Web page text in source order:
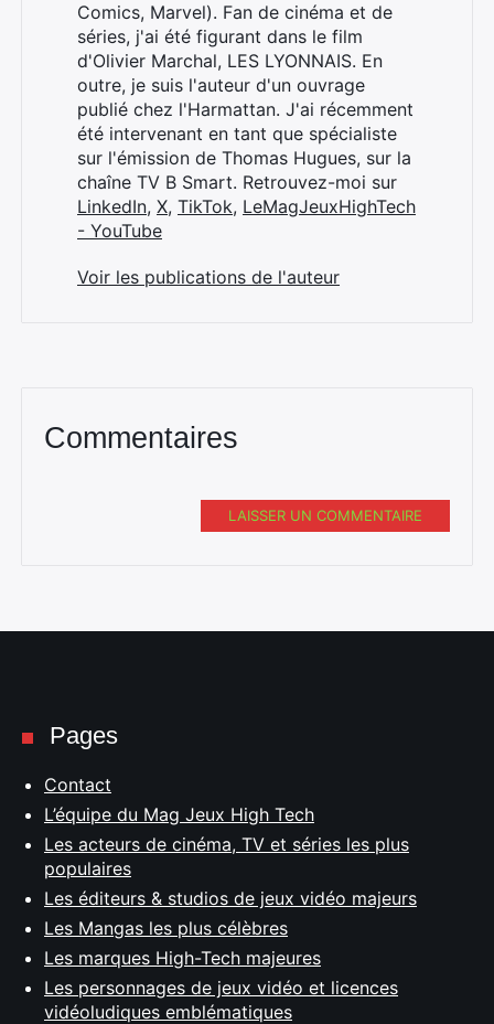
Comics, Marvel). Fan de cinéma et de
séries, j'ai été figurant dans le film
d'Olivier Marchal, LES LYONNAIS. En
outre, je suis l'auteur d'un ouvrage
publié chez l'Harmattan. J'ai récemment
été intervenant en tant que spécialiste
sur l'émission de Thomas Hugues, sur la
chaîne TV B Smart. Retrouvez-moi sur
LinkedIn, X, TikTok, LeMagJeuxHighTech
- YouTube
Voir les publications de l'auteur
Commentaires
LAISSER UN COMMENTAIRE
Pages
Contact
L’équipe du Mag Jeux High Tech
Les acteurs de cinéma, TV et séries les plus
populaires
Les éditeurs & studios de jeux vidéo majeurs
Les Mangas les plus célèbres
Les marques High-Tech majeures
Les personnages de jeux vidéo et licences
vidéoludiques emblématiques